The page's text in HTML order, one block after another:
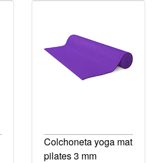
Colchoneta yoga mat
pilates 3 mm